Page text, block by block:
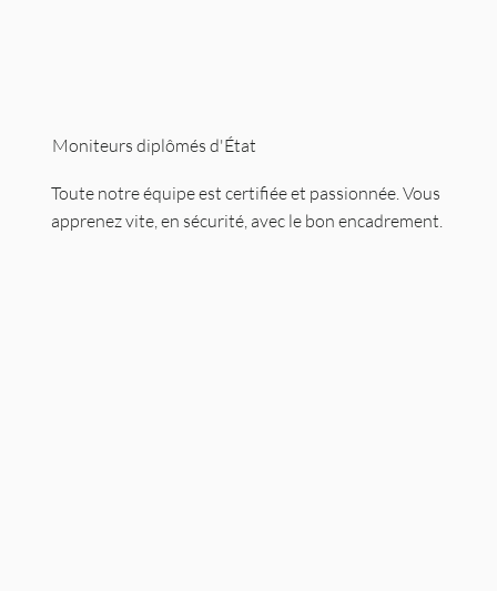
Moniteurs diplômés d'État
Toute notre équipe est certifiée et passionnée. Vous
apprenez vite, en sécurité, avec le bon encadrement.